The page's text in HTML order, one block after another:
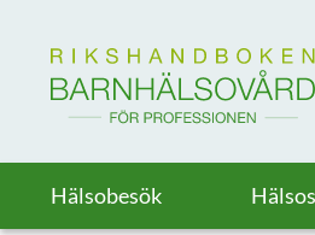
Till startsidan för
Hälsobesök